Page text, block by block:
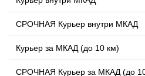
СРОЧНАЯ Курьер внутри МКАД
Курьер за МКАД (до 10 км)
СРОЧНАЯ Курьер за МКАД (до